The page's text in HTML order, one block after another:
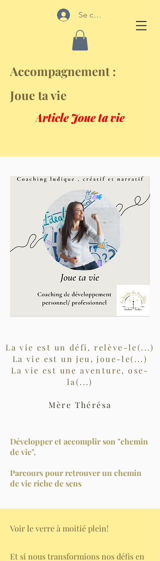
Se connecter
Accompagnement :
Joue ta vie
Article Joue ta vie
La vie est un défi, relève-le(...)
La vie est un jeu, joue-le(...)
La vie est une aventure, ose-
la(...)
Mère Thérésa
Développer et accomplir son "chemin
de vie",
Parcours pour retrouver un chemin
de vie riche de sens
Voir le verre à moitié plein!
Et si nous transformions nos défis en